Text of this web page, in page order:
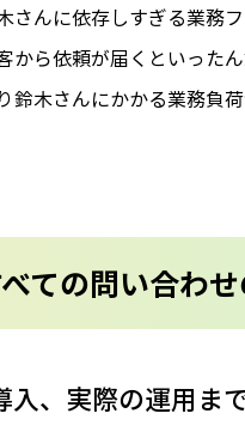
んに依存しすぎる業務フ
から依頼が届くといっ
鈴木さんにかかる業務負
ての問い合わ
、実際の運用ま